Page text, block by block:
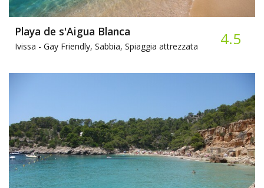
Playa de s'Aigua Blanca
Ivissa - Gay Friendly, Sabbia, Spiaggia attrezzata 4.5